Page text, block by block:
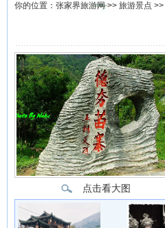
你的位置： 张家界旅游网>> 旅游景点 >>
点击看大图